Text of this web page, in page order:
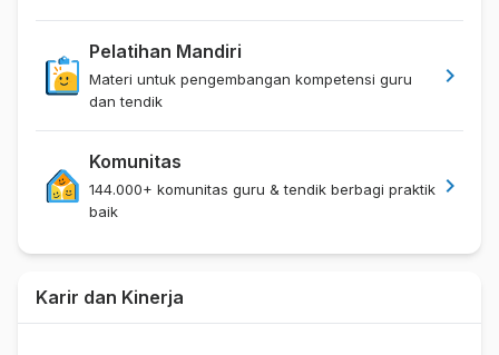
Pelatihan Mandiri
Materi untuk pengembangan kompetensi guru
dan tendik
chevron_right
Komunitas
144.000+ komunitas guru & tendik berbagi praktik
baik
chevron_right
Karir dan Kinerja